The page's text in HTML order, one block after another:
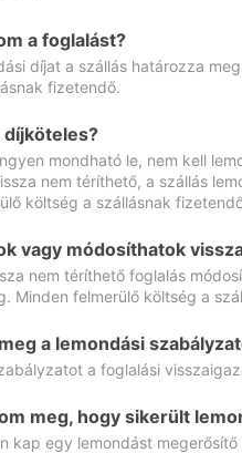
a foglalást?
díjat a szállás határozza
fizetendő.
díjköteles?
mondható le, nem kell
nem téríthető, a szállás
költség a szállásnak
vagy módosíthatok
nem téríthető foglalás
Minden felmerülő költség a
a lemondási
a foglalási
meg, hogy sikerült
kap egy lemondást